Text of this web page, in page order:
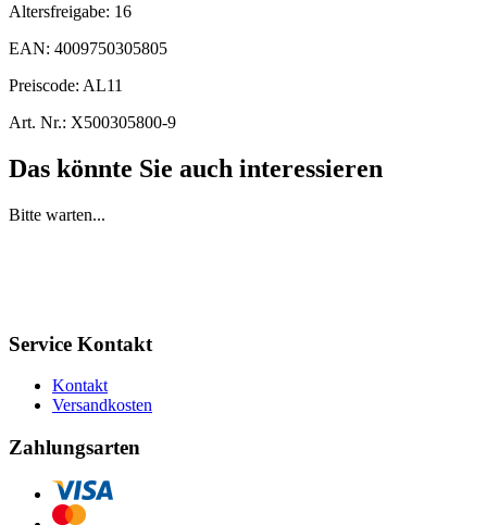
Altersfreigabe: 16
EAN: 4009750305805
Preiscode: AL11
Art. Nr.: X500305800-9
Das könnte Sie auch interessieren
Bitte warten...
Service Kontakt
Kontakt
Versandkosten
Zahlungsarten